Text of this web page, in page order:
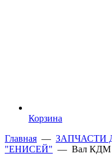
Корзина
Главная — ЗАПЧАСТИ
"ЕНИСЕЙ" — Вал КДМ